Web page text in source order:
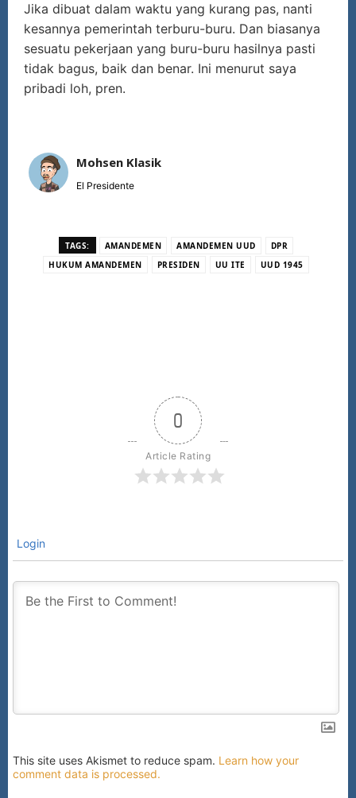
Jika dibuat dalam waktu yang kurang pas, nanti
kesannya pemerintah terburu-buru. Dan biasanya
sesuatu pekerjaan yang buru-buru hasilnya pasti
tidak bagus, baik dan benar. Ini menurut saya
pribadi loh, pren.
Mohsen Klasik
El Presidente
TAGS: AMANDEMEN AMANDEMEN UUD
DPR
HUKUM AMANDEMEN
PRESIDEN UU ITE UUD 1945
0
Article Rating
Login
This site uses Akismet to reduce spam. Learn how your
comment data is processed.